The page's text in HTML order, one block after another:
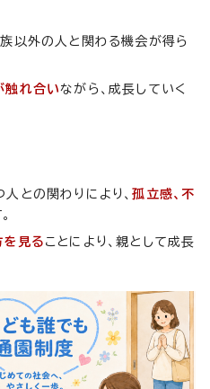
族以外の人と関わる機会が得ら
触れ合いながら、成長していく
との関わりにより、孤立感、不
を見る ことにより、親として成長